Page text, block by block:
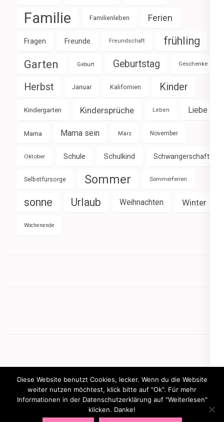
Familie Familienleben Ferien
Fragen Freunde Freundschaft frühling
Garten Geburt Geburtstag Geschenke
Herbst Januar Kalifornien Kinder
Kindergarten Kindersprüche Leben Liebe
Mama Mama sein März November
Oktober Schule Schulkind Schwangerschaft
Selbstfürsorge Sommer Sommerferien
sonne Urlaub Weihnachten Winter
Wochenende
mamasbusiness.de
Diese Website benutzt Cookies, lecker. Wenn du die Website
weiter nutzen möchtest, klick bitte auf "Ok". Für mehr
Informationen in der Datenschutzerklärung auf "Weiterlesen"
klicken. Danke!